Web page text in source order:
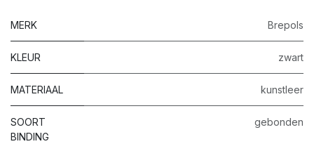
MERK Brepols
KLEUR zwart
MATERIAAL kunstleer
SOORT
BINDING
gebonden